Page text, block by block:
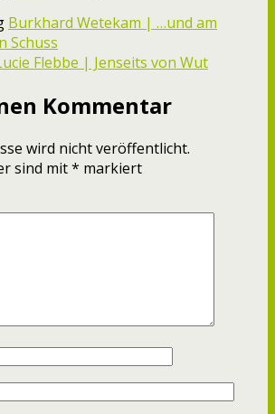
Burkhard Wetekam | …und am
Schuss
Flebbe | Jenseits von Wut
Kommentar
wird nicht veröffentlicht.
sind mit* markiert